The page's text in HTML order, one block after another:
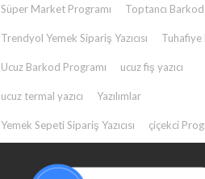
Süper Market Programı Toptancı
Trendyol Yemek Sipariş Yazıcısı Tuhafiye
Ucuz Barkod Programı ucuz fiş yazıcı
ucuz termal yazıcı Yazılımlar
Yemek Sepeti Sipariş Yazıcısı çiçekci